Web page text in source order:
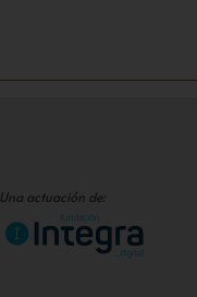
Una actuación de: